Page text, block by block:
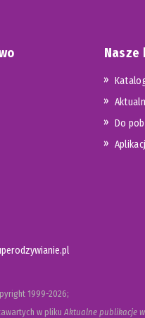
Nasze
Do
1999-2026;
w pliku Aktualne publikacje w